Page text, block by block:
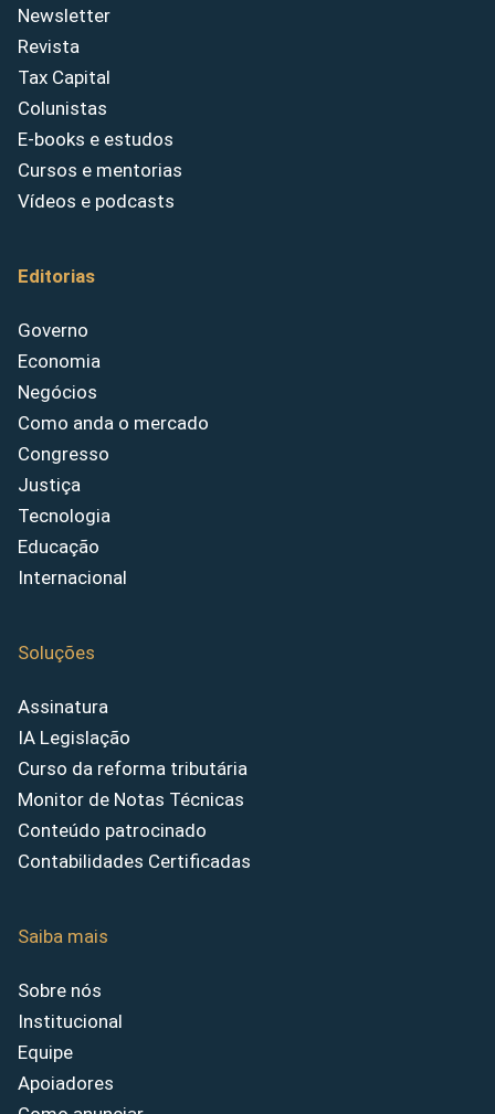
Newsletter
Revista
Tax Capital
Colunistas
E-books e estudos
Cursos e mentorias
Vídeos e podcasts
Editorias
Governo
Economia
Negócios
Como anda o mercado
Congresso
Justiça
Tecnologia
Educação
Internacional
Soluções
Assinatura
IA Legislação
Curso da reforma tributária
Monitor de Notas Técnicas
Conteúdo patrocinado
Contabilidades Certificadas
Saiba mais
Sobre nós
Institucional
Equipe
Apoiadores